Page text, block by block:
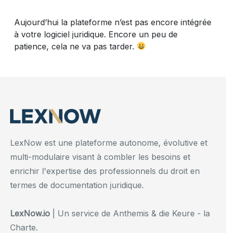
Aujourd’hui la plateforme n’est pas encore intégrée
à votre logiciel juridique. Encore un peu de
patience, cela ne va pas tarder.
LexNow est une plateforme autonome, évolutive et
multi-modulaire visant à combler les besoins et
enrichir l'expertise des professionnels du droit en
termes de documentation juridique.
LexNow.io | Un service de Anthemis & die Keure - la
Charte.